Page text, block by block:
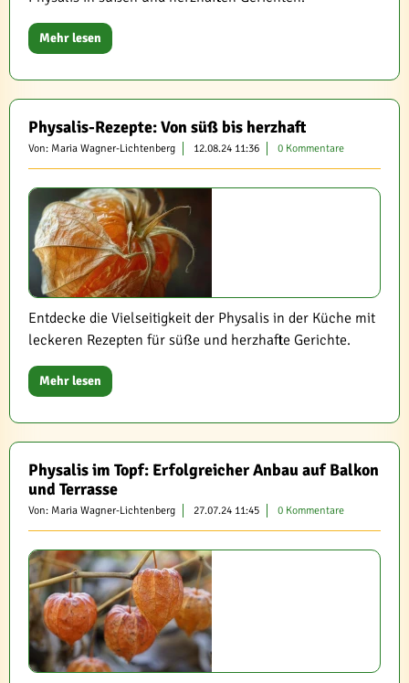
Mehr lesen
Physalis-Rezepte: Von süß bis herzhaft
Von: Maria Wagner-Lichtenberg 12.08.24 11:36 0 Kommentare
Entdecke die Vielseitigkeit der Physalis in der Küche mit
leckeren Rezepten für süße und herzhafte Gerichte.
Mehr lesen
Physalis im Topf: Erfolgreicher Anbau auf Balkon
und Terrasse
Von: Maria Wagner-Lichtenberg 27.07.24 11:45 0 Kommentare